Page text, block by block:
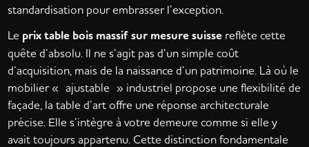
standardisation pour embrasser l’exception.
Le prix table bois massif sur mesure suisse reflète cette
quête d’absolu. Il ne s’agit pas d’un simple coût
d’acquisition, mais de la naissance d’un patrimoine. Là où le
mobilier « ajustable » industriel propose une flexibilité de
façade, la table d’art offre une réponse architecturale
précise. Elle s’intègre à votre demeure comme si elle y
avait toujours appartenu. Cette distinction fondamentale